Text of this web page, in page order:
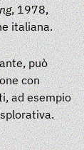
, 1978,
italiana.
può
con
ad esempio